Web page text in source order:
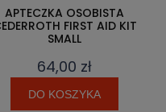
APTECZKA OSOBISTA
FIRST AID KIT
SMALL
64,00 zł
DO KOSZYKA